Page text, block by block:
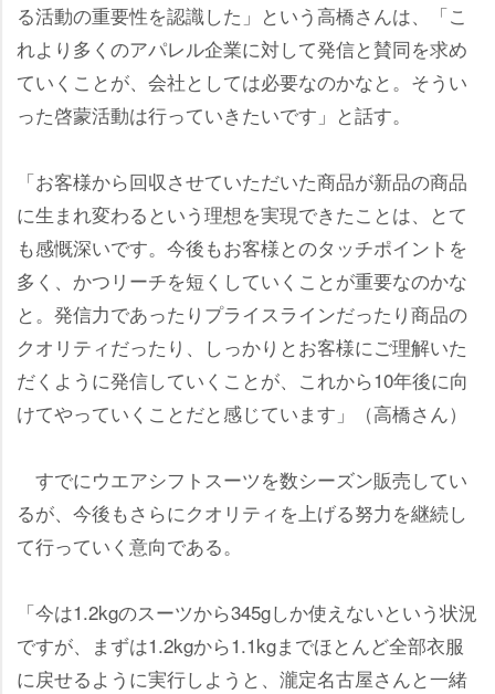
る活動の重要性を認識した」という高橋さんは、「こ
れより多くのアパレル企業に対して発信と賛同を求め
ていくことが、会社としては必要なのかなと。そうい
った啓蒙活動は行っていきたいです」と話す。
「お客様から回収させていただいた商品が新品の商品
に生まれ変わるという理想を実現できたことは、とて
も感慨深いです。今後もお客様とのタッチポイントを
多く、かつリーチを短くしていくことが重要なのかな
と。発信力であったりプライスラインだったり商品の
クオリティだったり、しっかりとお客様にご理解いた
だくように発信していくことが、これから10年後に向
けてやっていくことだと感じています」（高橋さん）
すでにウエアシフトスーツを数シーズン販売してい
るが、今後もさらにクオリティを上げる努力を継続し
て行っていく意向である。
「今は1.2kgのスーツから345gしか使えないという状況
ですが、まずは1.2kgから1.1kgまでほとんど全部衣服
に戻せるように実行しようと、瀧定名古屋さんと一緒